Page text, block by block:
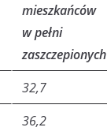
mieszkańców
w pełni
zaszczepionych
32,7
36,2